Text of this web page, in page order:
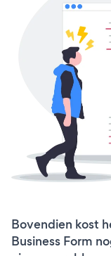
Bovendien kost
Business Form